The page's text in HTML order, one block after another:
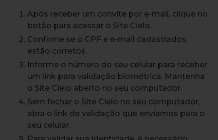
Após receber um convite por e-mail, clique no
botão para acessar o Site Cielo.
Confirme se o CPF e e-mail cadastrados
estão corretos.
Informe o número do seu celular para receber
um link para validação biométrica. Mantenha
o Site Cielo aberto no seu computador.
Sem fechar o Site Cielo no seu computador,
a bra o link de validação que enviamos para o
seu celular.